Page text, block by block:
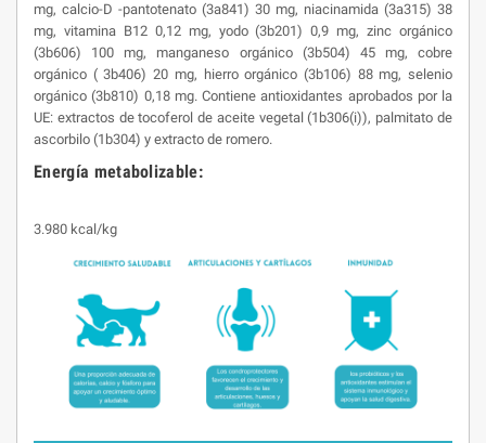
mg, calcio-D -pantotenato (3a841) 30 mg, niacinamida (3a315) 38
mg, vitamina B12 0,12 mg, yodo (3b201) 0,9 mg, zinc orgánico
(3b606) 100 mg, manganeso orgánico (3b504) 45 mg, cobre
orgánico ( 3b406) 20 mg, hierro orgánico (3b106) 88 mg, selenio
orgánico (3b810) 0,18 mg. Contiene antioxidantes aprobados por la
UE: extractos de tocoferol de aceite vegetal (1b306(i)), palmitato de
ascorbilo (1b304) y extracto de romero.
Energía metabolizable:
3.980 kcal/kg